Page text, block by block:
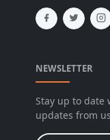
NEWSLETTER
Stay up to date
updates from